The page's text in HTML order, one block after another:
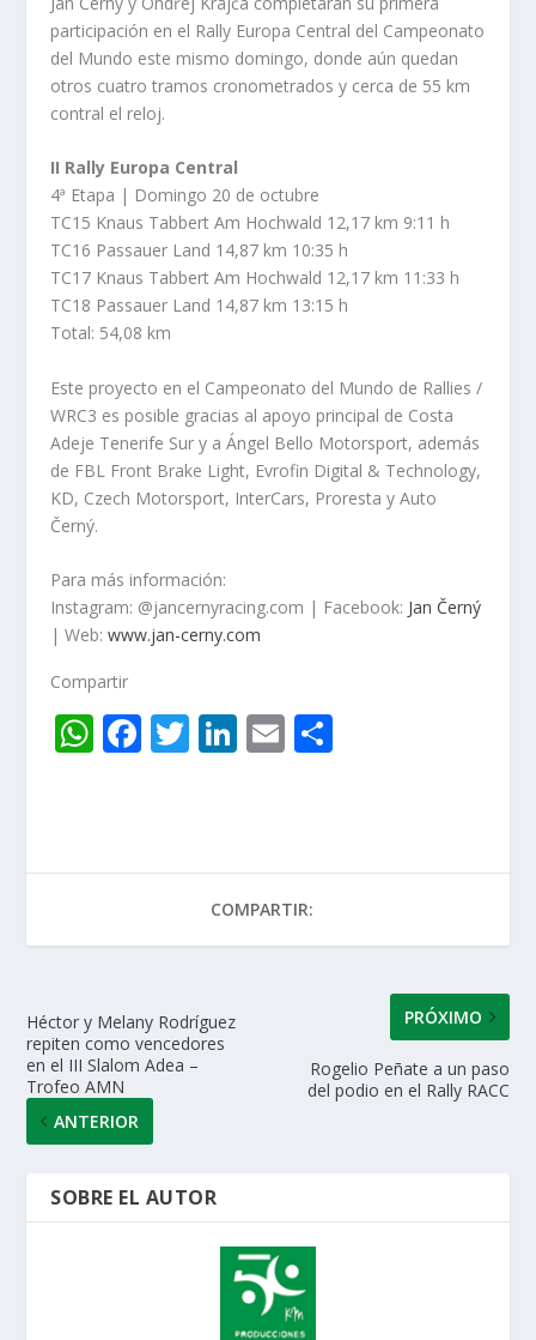
participación en el Rally Europa Central del Campeonato
del Mundo este mismo domingo, donde aún quedan
otros cuatro tramos cronometrados y cerca de 55 km
contral el reloj.
II Rally Europa Central
4ª Etapa | Domingo 20 de octubre
TC15 Knaus Tabbert Am Hochwald 12,17 km 9:11 h
TC16 Passauer Land 14,87 km 10:35 h
TC17 Knaus Tabbert Am Hochwald 12,17 km 11:33 h
TC18 Passauer Land 14,87 km 13:15 h
Total: 54,08 km
Este proyecto en el Campeonato del Mundo de Rallies /
WRC3 es posible gracias al apoyo principal de Costa
Adeje Tenerife Sur y a Ángel Bello Motorsport, además
de FBL Front Brake Light, Evrofin Digital & Technology,
KD, Czech Motorsport, InterCars, Proresta y Auto
Černý.
Para más información:
Instagram: @jancernyracing.com | Facebook: Jan Černý
| Web:www.jan-cerny.com
Compartir
W
A
p
F
o
k
T Li
dI
n
E
ar
r
COMPARTIR:
Héctor y Melany Rodríguez
repiten como vencedores
en el III Slalom Adea –
Trofeo AMN
ANTERIOR
PRÓXIMO
Rogelio Peñate a un paso
del podio en el Rally RACC
SOBRE EL AUTOR